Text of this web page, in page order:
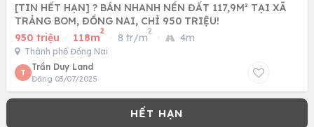
[TIN HẾT HẠN] ? BÁN NHANH NỀN ĐẤT 117,9M² TẠI XÃ
TRẢNG BOM, ĐỒNG NAI, CHỈ 950 TRIỆU!
950 triệu · 118m
2
· 8 tr/m
2
· 4m
Thành phố Đồng Nai
T
Trần Duy Land
Đăng 03/07/2025